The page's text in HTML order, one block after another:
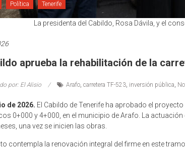
Política Tenerife
La presidenta del Cabildo, Rosa Dávila, y el
aprueba la rehabilitación de la
por: El Alisio Arafo, carretera TF-523, inversión pública,
de 2026. El Cabildo de Tenerife ha aprobado el
0+000 y 4+000, en el municipio de Arafo. La
una vez se inicien las obras.
contempla la renovación integral del firme en este